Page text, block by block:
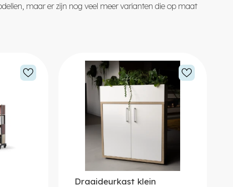
maar er zijn nog veel meer varianten die op maat
Draaideurkast klein